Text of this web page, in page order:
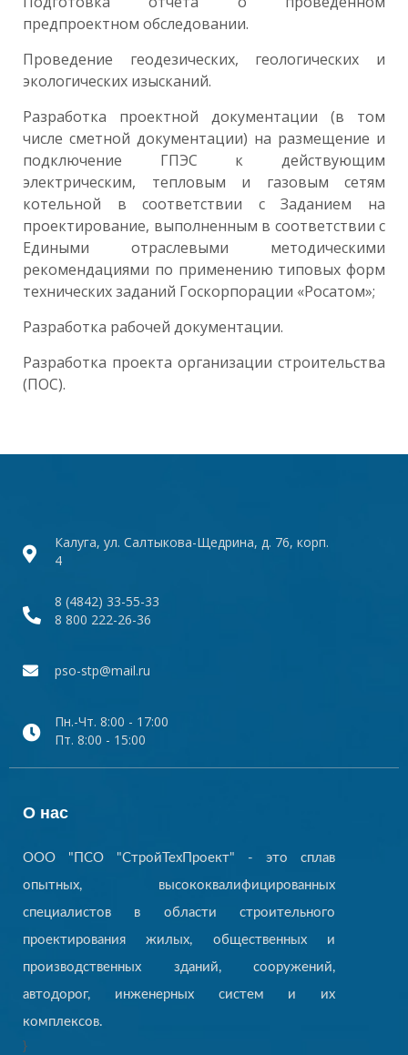
предпроектном обследовании.
Проведение геодезических, геологических и
экологических изысканий.
Разработка проектной документации (в том
числе сметной документации) на размещение и
подключение ГПЭС к действующим
электрическим, тепловым и газовым сетям
котельной в соответствии с Заданием на
проектирование, выполненным в соответствии с
Едиными отраслевыми методическими
рекомендациями по применению типовых форм
технических заданий Госкорпорации «Росатом»;
Разработка рабочей документации.
Разработка проекта организации строительства
(ПОС).
Калуга, ул. Салтыкова-Щедрина, д. 76, корп.
4
8 (4842) 33-55-33
8 800 222-26-36
pso-stp@mail.ru
Пн.-Чт. 8:00 - 17:00
Пт. 8:00 - 15:00
О нас
ООО "ПСО "СтройТехПроект" - это сплав
опытных, высококвалифицированных
специалистов в области строительного
проектирования жилых, общественных и
производственных зданий, сооружений,
автодорог, инженерных систем и их
комплексов.
}